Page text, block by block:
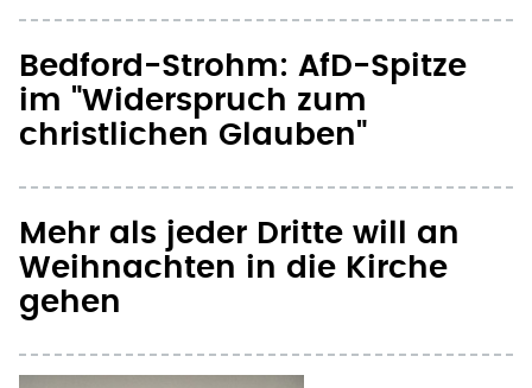
Bedford-Strohm: AfD-Spitze
im "Widerspruch zum
christlichen Glauben"
Mehr als jeder Dritte will an
Weihnachten in die Kirche
gehen